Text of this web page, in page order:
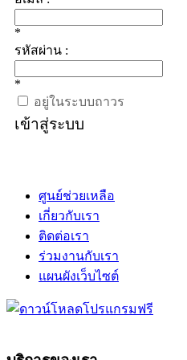
*
รหัสผ่าน :
*
อยู่ในระบบถาวร
เข้าสู่ระบบ
ศูนย์ช่วยเหลือ
เกี่ยวกับเรา
ติดต่อเรา
ร่วมงานกับเรา
แผนผังเว็บไซต์